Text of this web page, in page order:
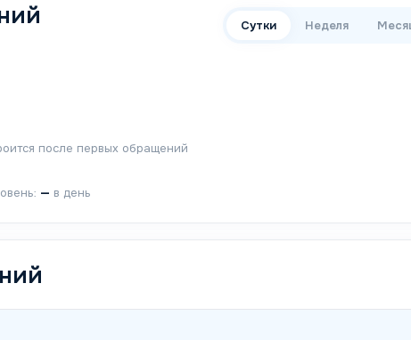
Сутки Неделя
после первых обращений
— в день